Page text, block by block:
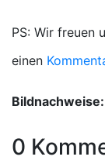
PS: Wir freuen
einen
Bildnachweise:
0